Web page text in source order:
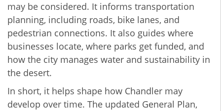
may be considered. It informs transportation
planning, including roads, bike lanes, and
pedestrian connections. It also guides where
businesses locate, where parks get funded, and
how the city manages water and sustainability in
the desert.
In short, it helps shape how Chandler may
develop over time. The updated General Plan,